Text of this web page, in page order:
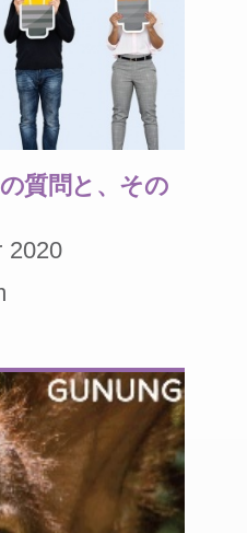
質問と、その
2020